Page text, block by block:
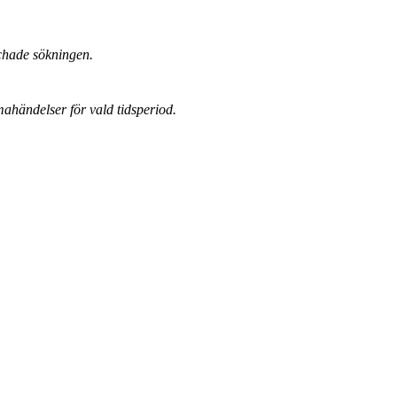
sökningen.
för vald tidsperiod.